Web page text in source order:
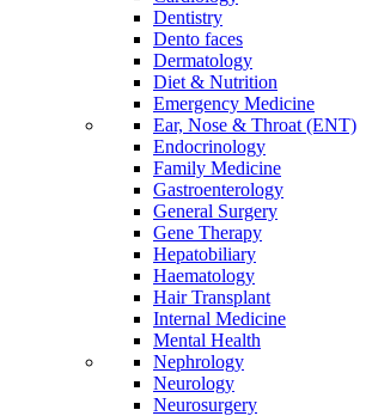
Dentistry
Dento faces
Dermatology
Diet & Nutrition
Emergency Medicine
Ear, Nose & Throat (ENT)
Endocrinology
Family Medicine
Gastroenterology
General Surgery
Gene Therapy
Hepatobiliary
Haematology
Hair Transplant
Internal Medicine
Mental Health
Nephrology
Neurology
Neurosurgery